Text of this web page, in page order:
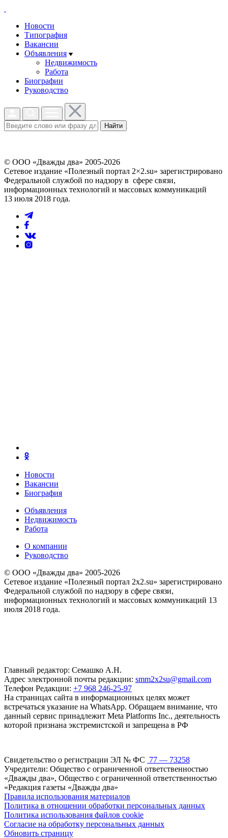
Новости
Типография
Вакансии
Объявления
Недвижимость
Работа
Биографии
Руководство
Найти
© ООО «Дважды два» 2005-2026
Сетевое издание «Полезный портал 2×2.su» зарегистрировано
Федеральной службой по надзору в сфере связи,
информационных технологий и массовых коммуникаций
13 июля 2018 года.
Новости
Вакансии
Биография
Объявления
Недвижимость
Работа
О компании
Руководство
© ООО «Дважды два» 2005-2026
Сетевое издание «Полезный портал 2x2.su» зарегистрировано
Федеральной службой по надзору в сфере связи,
информационных технологий и массовых коммуникаций 13
июля 2018 года.
Главный редактор: Семашко А.Н.
Адрес электронной почты редакции: smm2x2su@gmail.com
Телефон Редакции: +7 968 246-25-97
На страницах сайта в информационных целях может
встречаться указание на WhatsApp. Обращаем внимание, что
данный сервис принадлежит Meta Platforms Inc., деятельность
которой признана экстремистской и запрещена в РФ
Свидетельство о регистрации ЭЛ № ФС 77 — 73258
Учредители: Общество с ограниченной ответственностью
«Дважды два», Общество с ограниченной ответственностью
«Редакция газеты «Дважды два»
Правила использования материалов
Политика в отношении обработки персональных данных
Политика использования файлов cookie
Согласие на обработку персональных данных
Обновить страницу